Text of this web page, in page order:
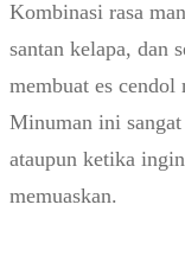
Kombinasi rasa
santan kelapa, dan
membuat es
Minuman ini
ataupun ketika
memuaskan.